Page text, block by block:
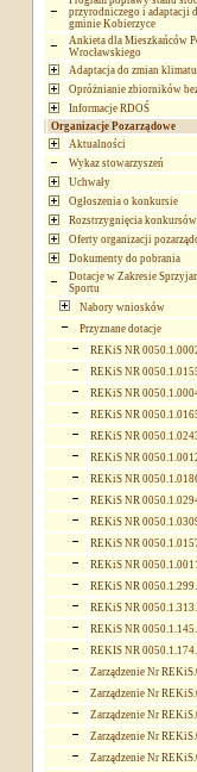
przyrodniczego i adaptacji
gminie Kobierzyce
Ankieta dla Mieszkańców
Wrocławskiego
Adaptacja do zmian klimatu
Opróżnianie zbiorników
Informacje RDOŚ
Organizacje Pozarządowe
Aktualności
Wykaz stowarzyszeń
Uchwały
Ogłoszenia o konkursie
Rozstrzygnięcia konkursów
Oferty organizacji
Dokumenty do pobrania
Dotacje w Zakresie
Sportu
Nabory wniosków
Przyznane dotacje
REKiS NR
REKiS NR
REKiS NR
REKiS NR
REKiS NR
REKiS NR
REKiS NR
REKiS NR
REKiS NR
REKiS NR
REKiS NR
REKiS NR
REKiS NR
REKiS NR
REKIS NR
Zarządzenie Nr
Zarządzenie Nr
Zarządzenie Nr
Zarządzenie Nr
Zarządzenie Nr